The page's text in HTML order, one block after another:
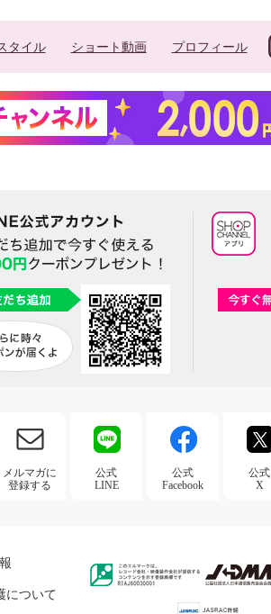
タイル ショート動画 プロフィール
メルマガに
登録する
公式
LINE
公式
Facebook
公式
X
について